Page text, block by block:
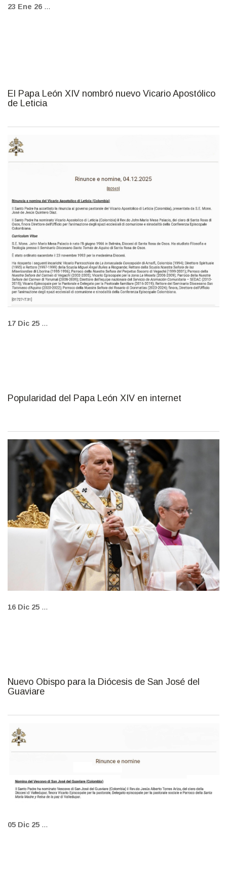
23 Ene 26 ...
El Papa León XIV nombró nuevo Vicario Apostólico
de Leticia
El Papa León XIV nombró nuevo Vicario Apostólico de Leticia
17 Dic 25 ...
Popularidad del Papa León XIV en internet
Popularidad del Papa
16 Dic 25 ...
Nuevo Obispo para la Diócesis de San José del
Guaviare
FOTO: Vatican.Va
05 Dic 25 ...